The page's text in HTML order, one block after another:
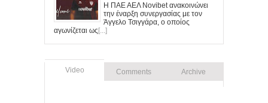
Η ΠΑΕ ΑΕΛ Novibet ανακοινώνει
την έναρξη συνεργασίας με τον
Άγγελο Τσιγγάρα, ο οποίος
αγωνίζεται ως[...]
Video Comments Archive